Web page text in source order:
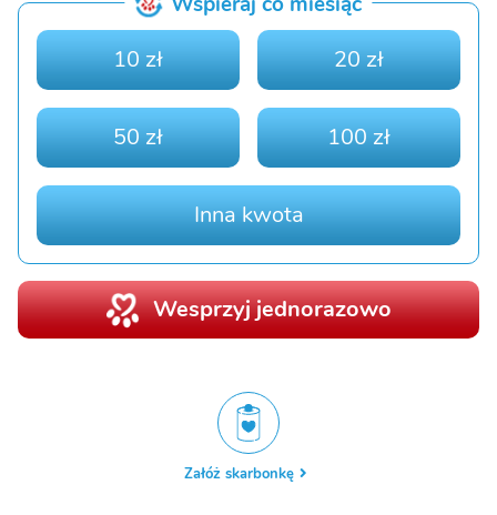
10 zł 20 zł
50 zł 100 zł
Inna kwota
Wesprzyj jednorazowo
Załóż skarbonkę